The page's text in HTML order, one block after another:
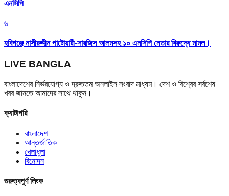
এনসিপি
৬
হবিগঞ্জে নাসীরুদ্দীন পাটোয়ারী-সারজিস আলমসহ ১০ এনসিপি নেতার বিরুদ্ধে মামল।
LIVE BANGLA
বাংলাদেশের নির্ভরযোগ্য ও দ্রুততম অনলাইন সংবাদ মাধ্যম। দেশ ও বিশ্বের সর্বশেষ
খবর জানতে আমাদের সাথে থাকুন।
ক্যাটাগরি
বাংলাদেশ
আন্তর্জাতিক
খেলাধুলা
বিনোদন
গুরুত্বপূর্ণ লিংক